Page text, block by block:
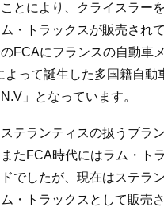
とにより、クライスラー
・トラックスが販売され
FCAにフランスの自動車
よって誕生した多国籍自動
」となっています。
テランティスの扱うブラ
たFCA時代にはラム・ト
でしたが、現在はステラ
・トラックスとして販売